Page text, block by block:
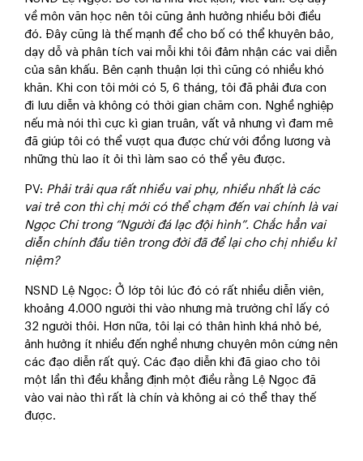
về môn văn học nên tôi cũng ảnh hưởng nhiều bởi điều
đó. Đây cũng là thế mạnh để cho bố có thể khuyên bảo,
dạy dỗ và phân tích vai mỗi khi tôi đảm nhận các vai diễn
của sân khấu. Bên cạnh thuận lợi thì cũng có nhiều khó
khăn. Khi con tôi mới có 5, 6 tháng, tôi đã phải đưa con
đi lưu diễn và không có thời gian chăm con. Nghề nghiệp
nếu mà nói thì cực kì gian truân, vất vả nhưng vì đam mê
đã giúp tôi có thể vượt qua được chứ với đồng lương và
những thù lao ít ỏi thì làm sao có thể yêu được.
PV: Phải trải qua rất nhiều vai phụ, nhiều nhất là các
vai trẻ con thì chị mới có thể chạm đến vai chính là vai
Ngọc Chi trong “Người đá lạc đội hình”. Chắc hẳn vai
diễn chính đầu tiên trong đời đã để lại cho chị nhiều kỉ
niệm?
NSND Lệ Ngọc: Ở lớp tôi lúc đó có rất nhiều diễn viên,
khoảng 4.000 người thi vào nhưng mà trường chỉ lấy có
32 người thôi. Hơn nữa, tôi lại có thân hình khá nhỏ bé,
ảnh hưởng ít nhiều đến nghề nhưng chuyên môn cứng nên
các đạo diễn rất quý. Các đạo diễn khi đã giao cho tôi
một lần thì đều khẳng định một điều rằng Lệ Ngọc đã
vào vai nào thì rất là chín và không ai có thể thay thế
được.